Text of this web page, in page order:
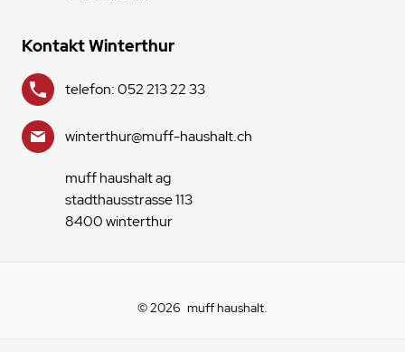
Kontakt Winterthur
telefon: 052 213 22 33
winterthur@muff-haushalt.ch
muff haushalt ag
stadthausstrasse 113
8400 winterthur
© 2026 muff haushalt.